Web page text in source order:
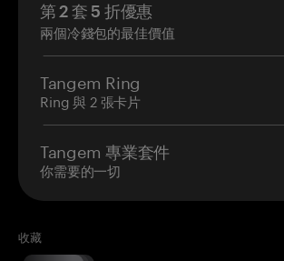
第 2 套 5 折優惠
兩個冷錢包的最佳價值
Tangem Ring
Ring 與 2 張卡片
Tangem 專業套件
你需要的一切
收藏